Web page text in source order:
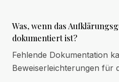
Was, wenn das
dokumentiert ist?
Fehlende Dokumentation
Beweiserleichterungen für